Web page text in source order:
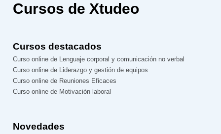
Cursos de Xtudeo
Cursos destacados
Curso online de Lenguaje corporal y comunicación no verbal
Curso online de Liderazgo y gestión de equipos
Curso online de Reuniones Eficaces
Curso online de Motivación laboral
Novedades